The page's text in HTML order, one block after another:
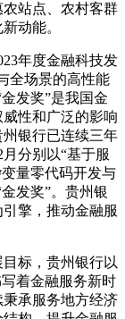
站点、农村客群
动能。
年度金融科技发
全场景的高性能
发奖”是我国金
性和广泛的影响
银行已连续三年
分别以“基于服
量零代码开发与
发奖”。贵州银
擎，推动金融服
标，贵州银行以
着金融服务新时
承服务地方经济